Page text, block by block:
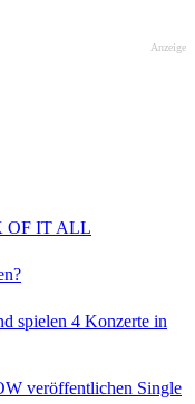
Anzeige
OF IT ALL
spielen 4 Konzerte in
veröffentlichen Single